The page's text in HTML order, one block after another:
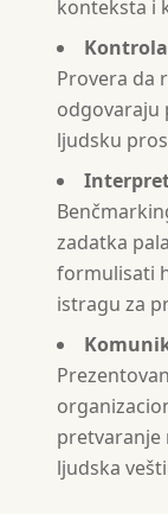
konteksta i
Provera da
odgovaraju
ljudsku
zadatka
formulisati
istragu za
pretvaranje
ljudska